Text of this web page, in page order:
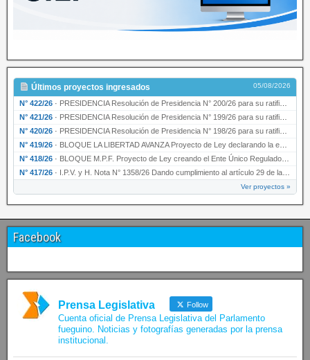
Últimos proyectos ingresados 05/08/2026
N° 422/26 · PRESIDENCIA Resolución de Presidencia N° 200/26 para su ratificación.
N° 421/26 · PRESIDENCIA Resolución de Presidencia N° 199/26 para su ratificación.
N° 420/26 · PRESIDENCIA Resolución de Presidencia N° 198/26 para su ratificación.
N° 419/26 · BLOQUE LA LIBERTAD AVANZA Proyecto de Ley declarando la esencialidad del servicio educativ…
N° 418/26 · BLOQUE M.P.F. Proyecto de Ley creando el Ente Único Regulador de servicios públicos de la …
N° 417/26 · I.P.V. y H. Nota N° 1358/26 Dando cumplimiento al artículo 29 de la Ley provincial N° 1399…
Ver proyectos »
Facebook
Prensa Legislativa Follow
Cuenta oficial de Prensa Legislativa del Parlamento
fueguino. Noticias y fotografías generadas por la prensa
institucional.